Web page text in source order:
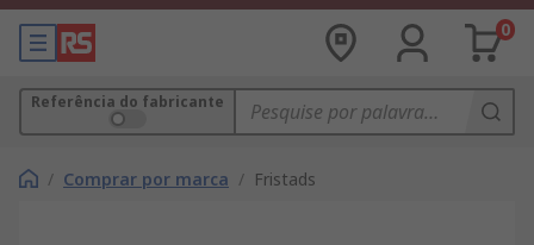
0
Referência do fabricante
/ Comprar por marca / Fristads